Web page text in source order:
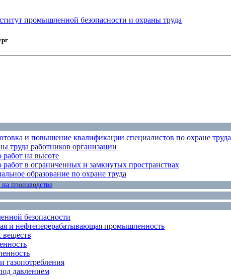
промышленной безопасности и охраны труда
и повышение квалификации специалистов по охране труда
труда работников организации
работ на высоте
в ограниченных и замкнутых пространствах
образование по охране труда
производстве
безопасности
и нефтеперерабатывающая промышленность
веществ
газопотребления
давлением